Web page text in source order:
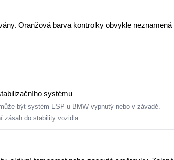
Oranžová barva kontrolky obvykle neznamená
systému
být systém ESP u BMW vypnutý nebo v závadě.
zásah do stability vozidla.